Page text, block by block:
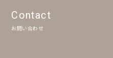
Contact
お問い合わせ